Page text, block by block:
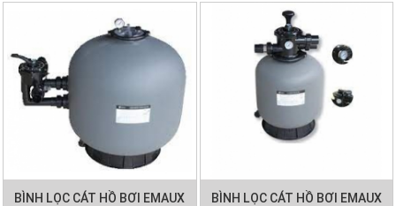
BÌNH LỌC CÁT HỒ BƠI EMAUX
BÌNH LỌC CÁT HỒ BƠI EMAUX